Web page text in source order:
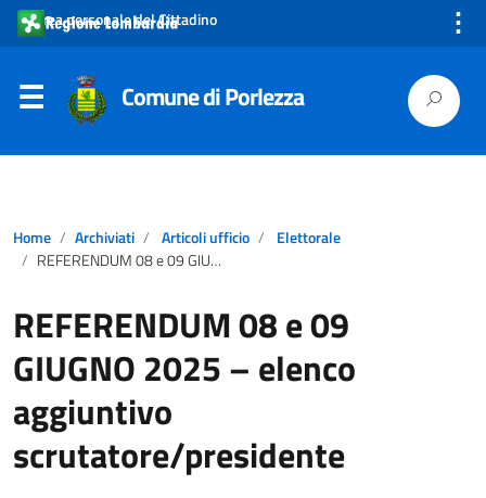
Area personale del Cittadino ⋮
Comune di Porlezza
Home Archiviati Articoli ufficio
Elettorale
REFERENDUM 08 e 09 GIUGNO 2025 – elenco aggiuntivo scrutatore/presidente
REFERENDUM 08 e 09
GIUGNO 2025 – elenco
aggiuntivo
scrutatore/presidente